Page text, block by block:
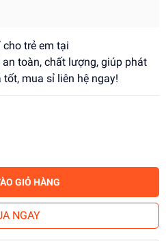
trẻ em tại
toàn, chất lượng, giúp phát
mua sỉ liên hệ ngay!
GIỎ HÀNG
NGAY